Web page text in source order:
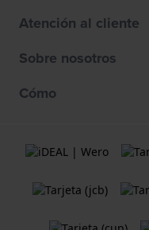
Atención al cliente
Sobre nosotros
Cómo